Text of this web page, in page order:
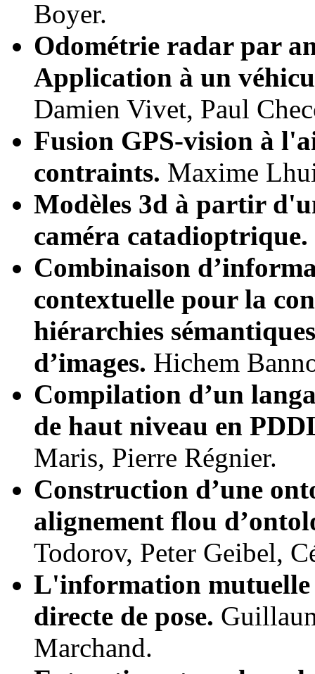
Boyer.
Odométrie radar par
Application à un
Damien Vivet, Paul
Fusion GPS-vision à
contraints. Maxime
Modèles 3d à partir
caméra catadioptrique.
Combinaison
contextuelle pour la
hiérarchies
d’images. Hichem
Compilation d’un
de haut niveau en
Maris, Pierre Régnier.
Construction d’une
alignement flou
Todorov, Peter Geibel,
L'information
directe de pose.
Marchand.